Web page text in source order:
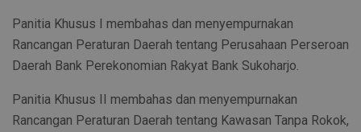
Panitia Khusus I membahas dan menyempurnakan
Rancangan Peraturan Daerah tentang Perusahaan Perseroan
Daerah Bank Perekonomian Rakyat Bank Sukoharjo.
Panitia Khusus II membahas dan menyempurnakan
Rancangan Peraturan Daerah tentang Kawasan Tanpa Rokok,